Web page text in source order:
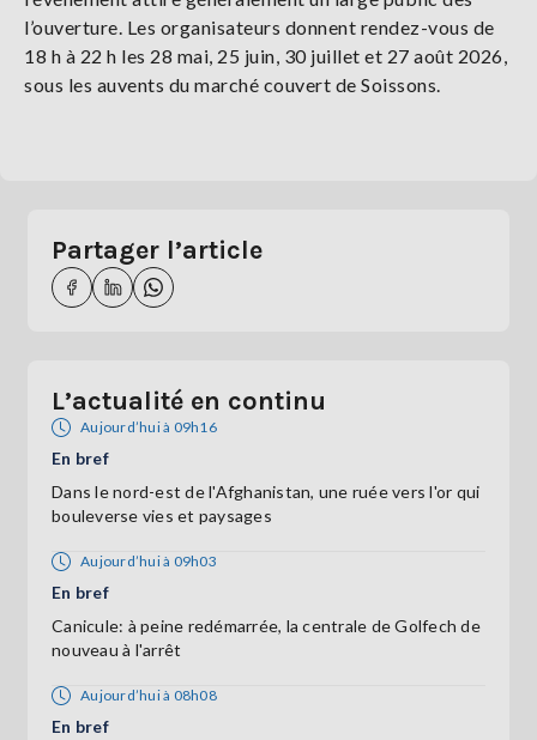
l’ouverture. Les organisateurs donnent rendez-vous de
18 h à 22 h les 28 mai, 25 juin, 30 juillet et 27 août 2026,
sous les auvents du marché couvert de Soissons.
Partager l’article
L’actualité en continu
Aujourd’hui à 09h16
En bref
Dans le nord-est de l'Afghanistan, une ruée vers l'or qui
bouleverse vies et paysages
Aujourd’hui à 09h03
En bref
Canicule: à peine redémarrée, la centrale de Golfech de
nouveau à l'arrêt
Aujourd’hui à 08h08
En bref